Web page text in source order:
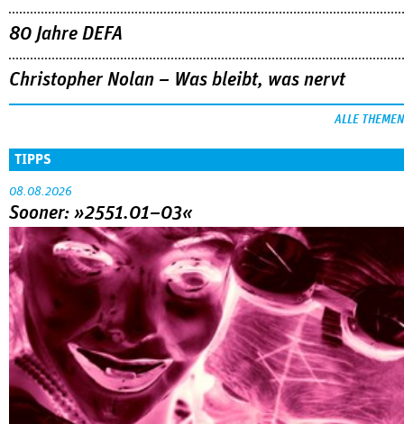
80 Jahre DEFA
Christopher Nolan – Was bleibt, was nervt
ALLE THEMEN
TIPPS
08.08.2026
Sooner: »2551.01–03«